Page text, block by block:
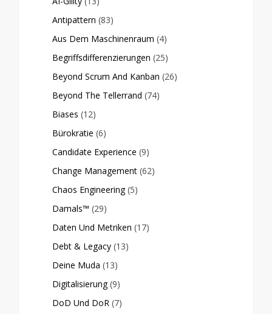
Antipattern (83)
Aus Dem Maschinenraum (4)
Begriffsdifferenzierungen (25)
Beyond Scrum And Kanban (26)
Beyond The Tellerrand (74)
Biases (12)
Bürokratie (6)
Candidate Experience (9)
Change Management (62)
Chaos Engineering (5)
Damals™ (29)
Daten Und Metriken (17)
Debt & Legacy (13)
Deine Muda (13)
Digitalisierung (9)
DoD Und DoR (7)